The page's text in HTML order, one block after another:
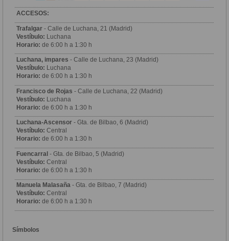
ACCESOS:
Trafalgar - Calle de Luchana, 21 (Madrid)
Vestíbulo: Luchana
Horario: de 6:00 h a 1:30 h
Luchana, impares - Calle de Luchana, 23 (Madrid)
Vestíbulo: Luchana
Horario: de 6:00 h a 1:30 h
Francisco de Rojas - Calle de Luchana, 22 (Madrid)
Vestíbulo: Luchana
Horario: de 6:00 h a 1:30 h
Luchana-Ascensor - Gta. de Bilbao, 6 (Madrid)
Vestíbulo: Central
Horario: de 6:00 h a 1:30 h
Fuencarral - Gta. de Bilbao, 5 (Madrid)
Vestíbulo: Central
Horario: de 6:00 h a 1:30 h
Manuela Malasaña - Gta. de Bilbao, 7 (Madrid)
Vestíbulo: Central
Horario: de 6:00 h a 1:30 h
Símbolos